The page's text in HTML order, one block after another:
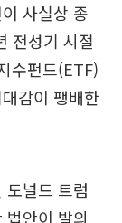
사실상 종
전성기 시절
수펀드(ETF)
감이 팽배한
도널드 트럼
안이 발의